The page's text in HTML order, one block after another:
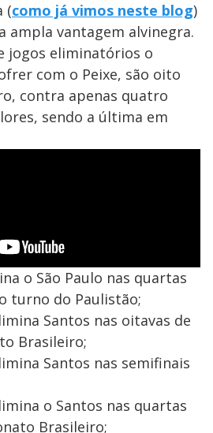
(como já vimos neste blog)
ampla vantagem alvinegra.
jogos eliminatórios o
com o Peixe, são oito
contra apenas quatro
sendo a última em
o São Paulo nas quartas
turno do Paulistão;
Santos nas oitavas de
Brasileiro;
Santos nas semifinais
o Santos nas quartas
Brasileiro;